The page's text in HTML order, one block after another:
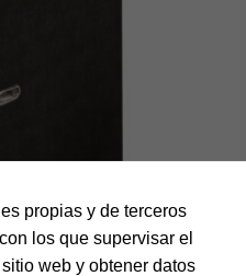
propias y de terceros
los que supervisar el
web y obtener datos